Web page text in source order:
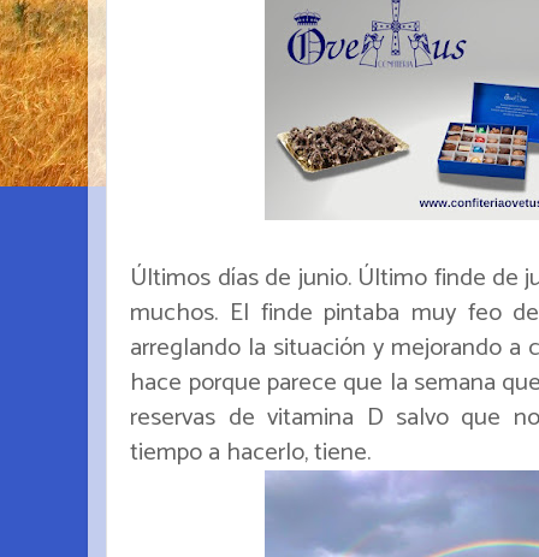
Últimos días de junio. Último finde de
muchos. El finde pintaba muy feo
arreglando la situación y mejorando a
hace porque parece que la semana
reservas de vitamina D salvo que
tiempo a hacerlo, tiene.